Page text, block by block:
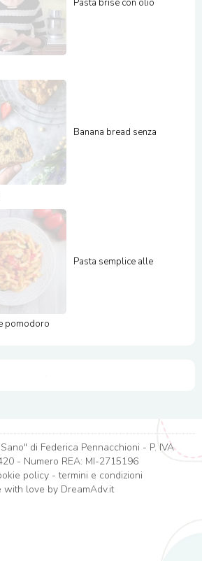
Pasta brisè con olio
Banana bread senza
Pasta semplice alle
pomodoro
di Federica Pennacchioni - P. IVA
- Numero REA: MI-2715196
policy-termini e condizioni
with love by DreamAdv.it